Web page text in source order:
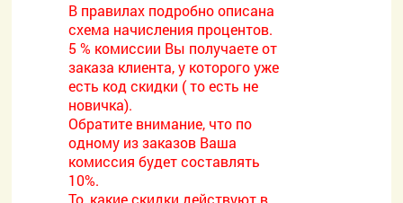
В правилах подробно описана
схема начисления процентов.
5 % комиссии Вы получаете от
заказа клиента, у которого уже
есть код скидки ( то есть не
новичка).
Обратите внимание, что по
одному из заказов Ваша
комиссия будет составлять
10%.
То, какие скидки действуют в